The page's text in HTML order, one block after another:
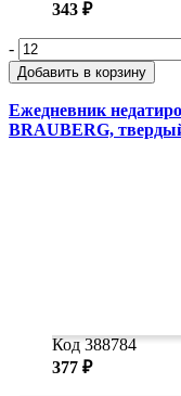
343 ₽
-
Добавить в корзину
Ежедневник
BRAUBERG,
Код 388784
377 ₽